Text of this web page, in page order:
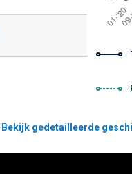
Bekijk gedetailleerde